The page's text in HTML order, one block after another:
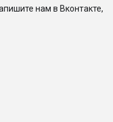
нам в Вконтакте,